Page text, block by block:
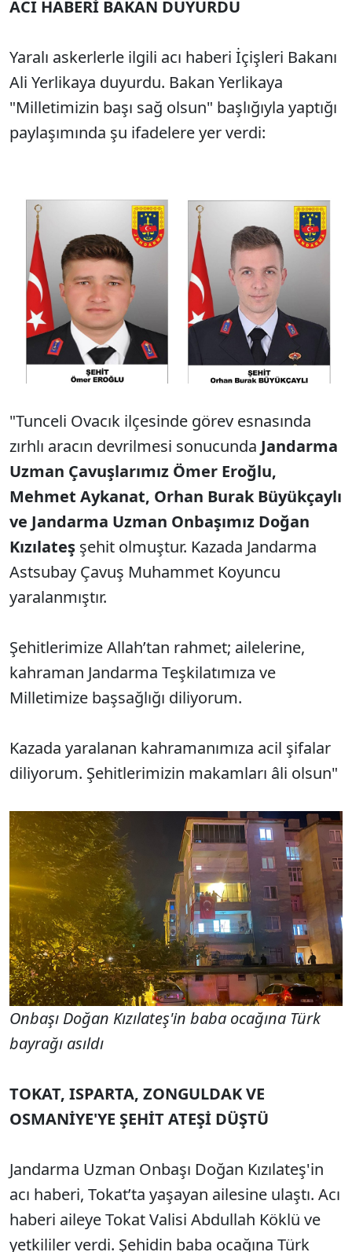
ACI HABERİ BAKAN DUYURDU
Yaralı askerlerle ilgili acı haberi İçişleri Bakanı
Ali Yerlikaya duyurdu. Bakan Yerlikaya
"Milletimizin başı sağ olsun" başlığıyla yaptığı
paylaşımında şu ifadelere yer verdi:
"Tunceli Ovacık ilçesinde görev esnasında
zırhlı aracın devrilmesi sonucunda Jandarma
Uzman Çavuşlarımız Ömer Eroğlu,
Mehmet Aykanat, Orhan Burak Büyükçaylı
ve Jandarma Uzman Onbaşımız Doğan
Kızılateş şehit olmuştur. Kazada Jandarma
Astsubay Çavuş Muhammet Koyuncu
yaralanmıştır.
Şehitlerimize Allah’tan rahmet; ailelerine,
kahraman Jandarma Teşkilatımıza ve
Milletimize başsağlığı diliyorum.
Kazada yaralanan kahramanımıza acil şifalar
diliyorum. Şehitlerimizin makamları âli olsun"
Onbaşı Doğan Kızılateş'in baba ocağına Türk
bayrağı asıldı
TOKAT, ISPARTA, ZONGULDAK VE
OSMANİYE'YE ŞEHİT ATEŞİ DÜŞTÜ
Jandarma Uzman Onbaşı Doğan Kızılateş'in
acı haberi, Tokat’ta yaşayan ailesine ulaştı. Acı
haberi aileye Tokat Valisi Abdullah Köklü ve
yetkililer verdi. Şehidin baba ocağına Türk